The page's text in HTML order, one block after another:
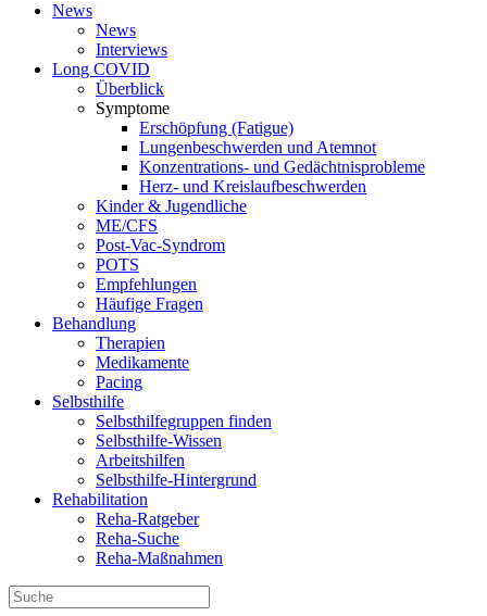
News
News
Interviews
Long COVID
Überblick
Symptome
Erschöpfung (Fatigue)
Lungenbeschwerden und Atemnot
Konzentrations- und Gedächtnisprobleme
Herz- und Kreislaufbeschwerden
Kinder & Jugendliche
ME/CFS
Post-Vac-Syndrom
POTS
Empfehlungen
Häufige Fragen
Behandlung
Therapien
Medikamente
Pacing
Selbsthilfe
Selbsthilfegruppen finden
Selbsthilfe-Wissen
Arbeitshilfen
Selbsthilfe-Hintergrund
Rehabilitation
Reha-Ratgeber
Reha-Suche
Reha-Maßnahmen